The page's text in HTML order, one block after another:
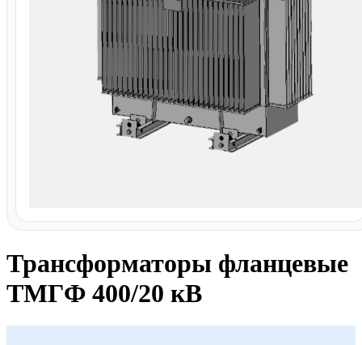
Трансформаторы фланцевые
ТМГФ 400/20 кВ